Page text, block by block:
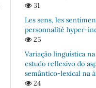
31
Les sens, les
personnalité hyper-
25
Variação linguística
estudo reflexivo do
semântico-lexical na
24